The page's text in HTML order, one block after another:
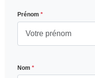
Prénom *
Nom *